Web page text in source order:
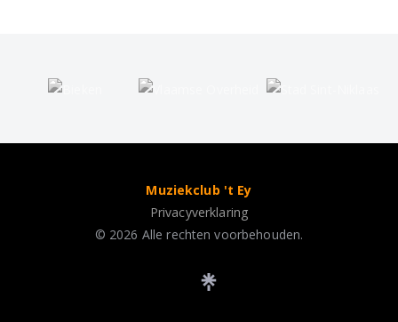
Muziekclub 't Ey
Privacyverklaring
© 2026 Alle rechten voorbehouden.